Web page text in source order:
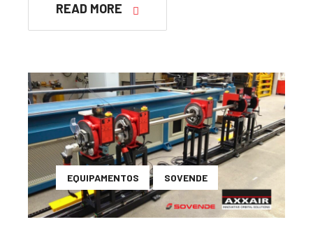
READ MORE
EQUIPAMENTOS SOVENDE